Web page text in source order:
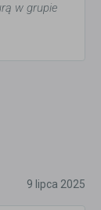
w grupie
9 lipca 2025